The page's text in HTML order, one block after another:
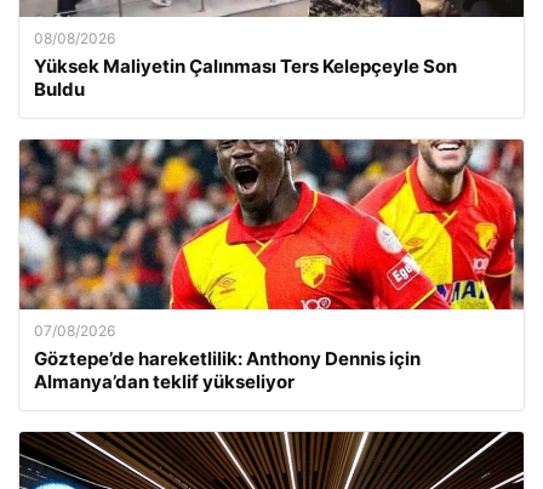
08/08/2026
Yüksek Maliyetin Çalınması Ters Kelepçeyle Son
Buldu
07/08/2026
Göztepe’de hareketlilik: Anthony Dennis için
Almanya’dan teklif yükseliyor